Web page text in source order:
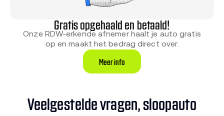
Gratis opgehaald en betaald!
Onze RDW-erkende afnemer haalt je auto gratis
op en maakt het bedrag direct over.
Meer info
Veelgestelde vragen, sloopauto